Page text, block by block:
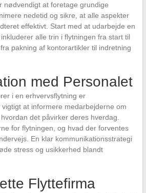
nødvendigt at foretage grundige
nedetid og sikre, at alle aspekter
effektivt. Start med at udarbejde en
alle trin i flytningen fra start til
pakning af kontorartikler til indretning
med Personalet
i en erhvervsflytning er
at informere medarbejderne om
det påvirker deres hverdag.
for flytningen, og hvad der forventes
En klar kommunikationsstrategi
stress og usikkerhed blandt
Flyttefirma